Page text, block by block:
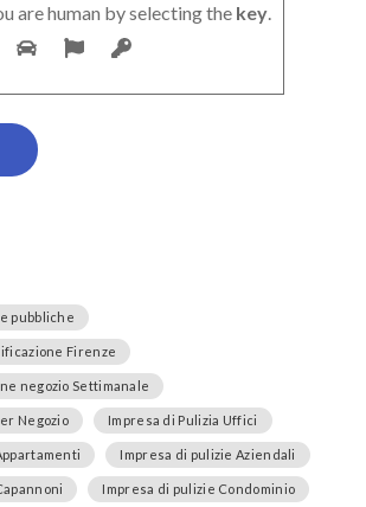
are human by selecting the key.
pubbliche
Firenze
negozio Settimanale
Negozio Impresa di Pulizia Uffici
Impresa di pulizie Aziendali
Impresa di pulizie Condominio